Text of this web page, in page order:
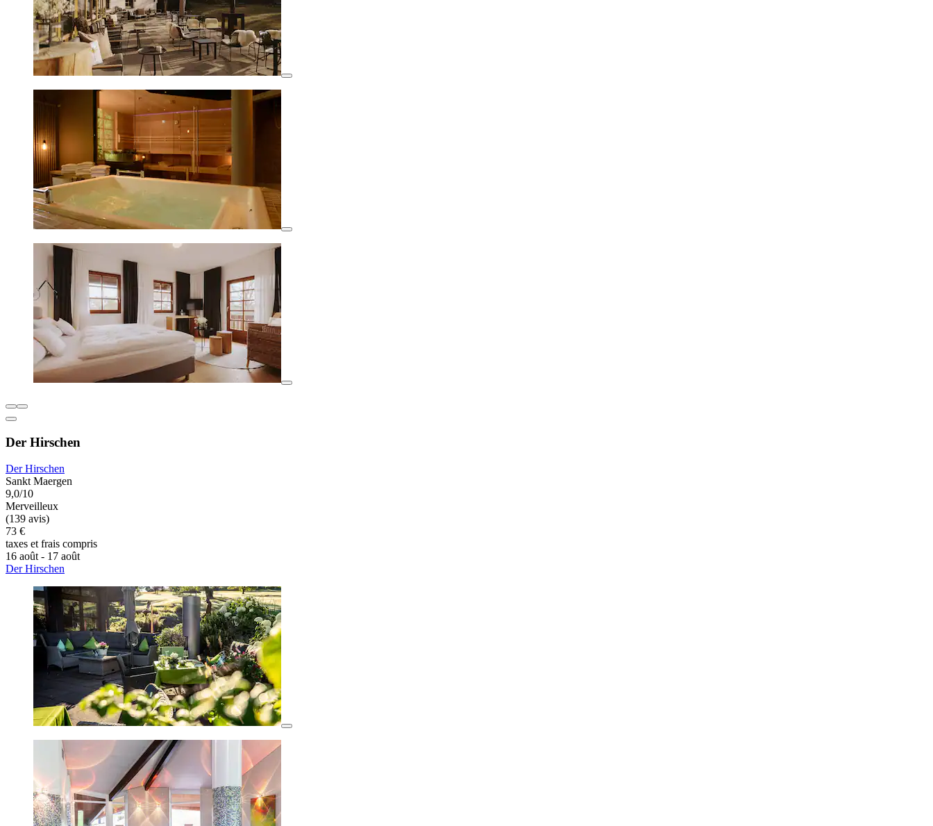
Der Hirschen
Der Hirschen
Sankt Maergen
9,0/10
Merveilleux
(139 avis)
73 €
taxes et frais compris
16 août - 17 août
Der Hirschen